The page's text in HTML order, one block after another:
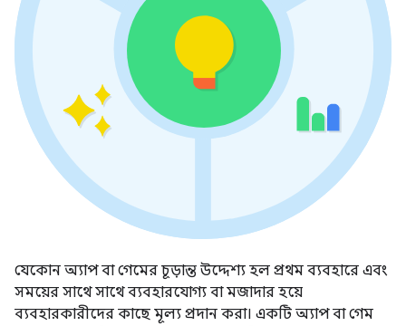
যেকোন অ্যাপ বা গেমের চূড়ান্ত উদ্দেশ্য হল প্রথম ব্যবহারে এবং
সময়ের সাথে সাথে ব্যবহারযোগ্য বা মজাদার হয়ে
ব্যবহারকারীদের কাছে মূল্য প্রদান করা। একটি অ্যাপ বা গেম